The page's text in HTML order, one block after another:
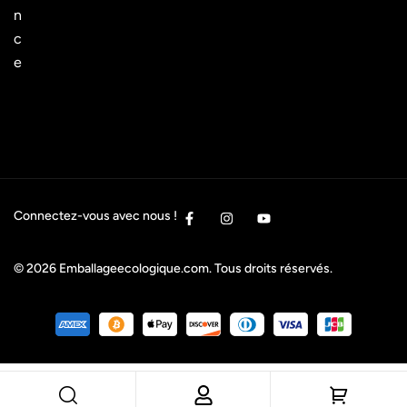
n
c
e
Connectez-vous avec nous !
© 2026 Emballageecologique.com. Tous droits réservés.